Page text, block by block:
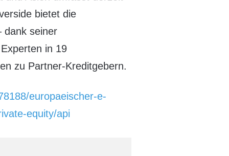
bietet die
dank seiner
in 19
zu Partner-Kreditgebern.
europaeischer-e-
equity/api